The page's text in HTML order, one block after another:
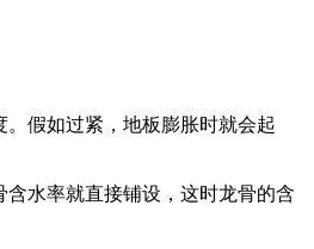
假如过紧，地板膨胀时就会起
水率就直接铺设，这时龙骨的含